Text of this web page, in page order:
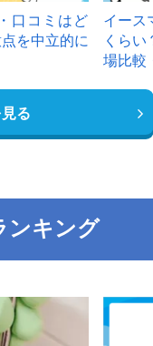
口コミはど
を中立的に
イース
くらい
場比較
る
ンキング